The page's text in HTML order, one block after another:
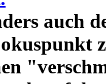
auch